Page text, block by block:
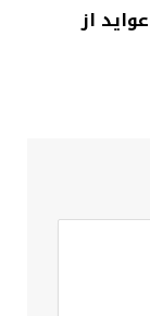
عواید از